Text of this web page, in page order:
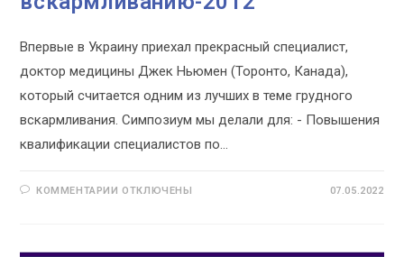
Впервые в Украину приехал прекрасный специалист,
доктор медицины Джек Ньюмен (Торонто, Канада),
который считается одним из лучших в теме грудного
вскармливания. Симпозиум мы делали для: - Повышения
квалификации специалистов по…
КОММЕНТАРИИ К
ВСКАРМЛИВАНИЮ-2012
ОТКЛЮЧЕНЫ 07.05.2022